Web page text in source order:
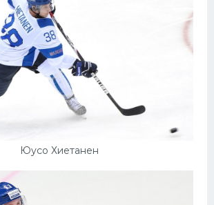
Юусо Хиетанен